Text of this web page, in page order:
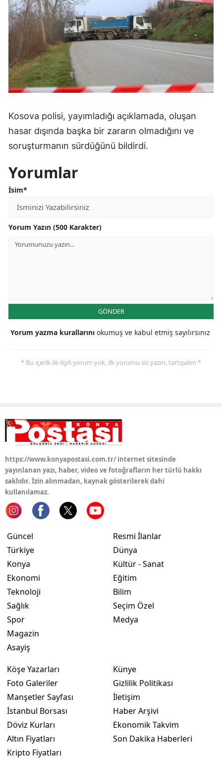
Kırklareli
Kırşehir
Kocaeli
Kütahya
Manisa
Samsun
Tunceli
Van
Bartın
Ardahan
Kosova polisi, yayımladığı açıklamada, oluşan
hasar dışında başka bir zararın olmadığını ve
soruşturmanın sürdüğünü bildirdi.
Yorumlar
İsim*
Yorum Yazın (500 Karakter)
GÖNDER
Yorum yazma kurallarını okumuş ve kabul etmiş sayılırsınız
* Bu içerik ile ilgili yorum yok, ilk yorumu siz yazın, tartışalım *
https://www.konyapostasi.com.tr/ internet sitesinde
yayınlanan yazı, haber, video ve fotoğrafların her türlü hakkı
saklıdır. İzin alınmadan, kaynak gösterilerek dahi
kullanılamaz.
Güncel
Türkiye
Konya
Ekonomi
Teknoloji
Sağlık
Spor
Magazin
Asayiş
Resmi İlanlar
Dünya
Kültür - Sanat
Eğitim
Bilim
Seçim Özel
Medya
Köşe Yazarları
Foto Galeriler
Manşetler Sayfası
İstanbul Borsası
Döviz Kurları
Altın Fiyatları
Kripto Fiyatları
Künye
Gizlilik Politikası
İletişim
Haber Arşivi
Ekonomik Takvim
Son Dakika Haberleri